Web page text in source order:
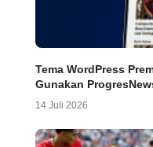
Tema WordPress
Gunakan
14 Juli 2026